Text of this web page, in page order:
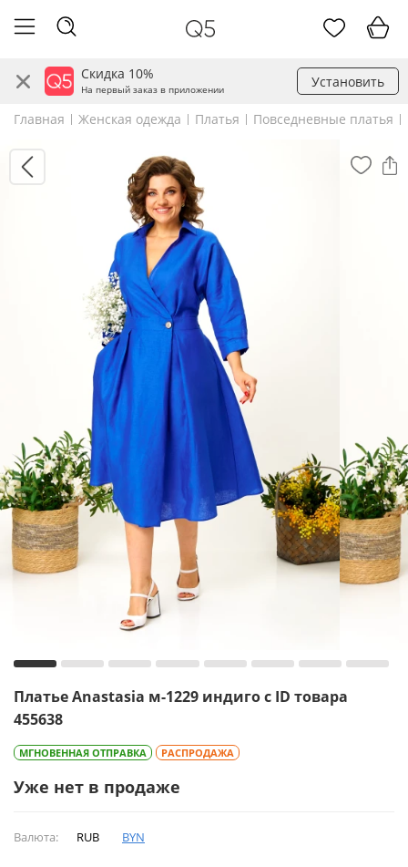
Скидка 10%
На первый заказ в приложении Установить
Главная Женская одежда Платья Повседневные платья
Платье Anastasia м-1229 индиго с ID товара
455638
МГНОВЕННАЯ ОТПРАВКА РАСПРОДАЖА
Уже нет в продаже
Валюта: RUB BYN